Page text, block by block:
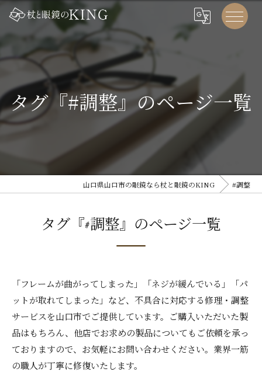
タグ『#調整』のページ一覧
山口県山口市の眼鏡なら杖と眼鏡のKING #調整
タグ『#調整』のページ一覧
「フレームが曲がってしまった」「ネジが緩んでいる」「パ
ットが取れてしまった」など、不具合に対応する修理・調整
サービスを山口市でご提供しています。ご購入いただいた製
品はもちろん、他店でお求めの製品についてもご依頼を承っ
ておりますので、お気軽にお問い合わせください。業界一筋
の職人が丁寧に修復いたします。